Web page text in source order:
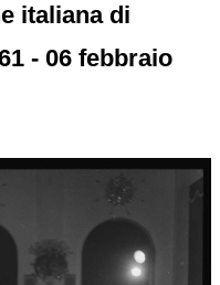
italiana di
- 06 febbraio